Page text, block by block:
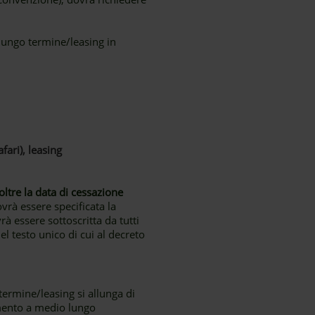
termine/leasing in
leasing
la data di cessazione
essere specificata la
essere sottoscritta da tutti
testo unico di cui al decreto
leasing si allunga di
a medio lungo